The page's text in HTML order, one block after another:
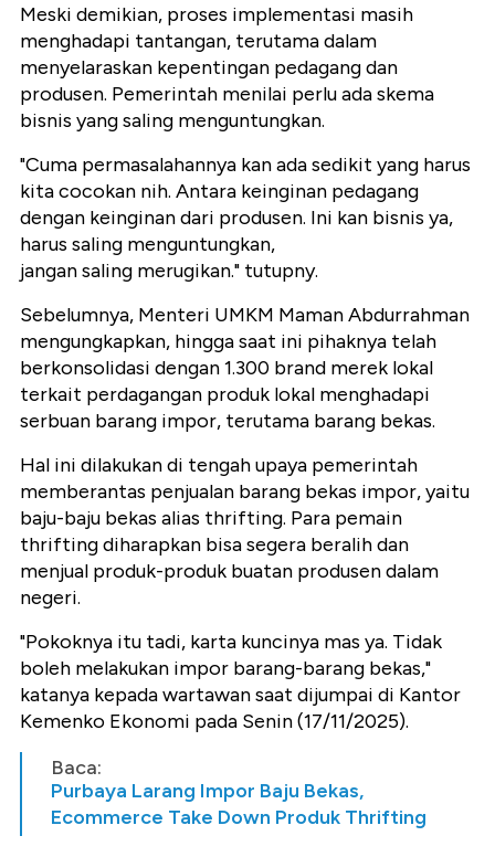
Meski demikian, proses implementasi masih
menghadapi tantangan, terutama dalam
menyelaraskan kepentingan pedagang dan
produsen. Pemerintah menilai perlu ada skema
bisnis yang saling menguntungkan.
"Cuma permasalahannya kan ada sedikit yang harus
kita cocokan nih. Antara keinginan pedagang
dengan keinginan dari produsen. Ini kan bisnis ya,
harus saling menguntungkan,
jangan saling merugikan." tutupny.
Sebelumnya, Menteri UMKM Maman Abdurrahman
mengungkapkan, hingga saat ini pihaknya telah
berkonsolidasi dengan 1.300 brand merek lokal
terkait perdagangan produk lokal menghadapi
serbuan barang impor, terutama barang bekas.
Hal ini dilakukan di tengah upaya pemerintah
memberantas penjualan barang bekas impor, yaitu
baju-baju bekas alias thrifting. Para pemain
thrifting diharapkan bisa segera beralih dan
menjual produk-produk buatan produsen dalam
negeri.
"Pokoknya itu tadi, karta kuncinya mas ya. Tidak
boleh melakukan impor barang-barang bekas,"
katanya kepada wartawan saat dijumpai di Kantor
Kemenko Ekonomi pada Senin (17/11/2025).
Baca:
Purbaya Larang Impor Baju Bekas,
Ecommerce Take Down Produk Thrifting